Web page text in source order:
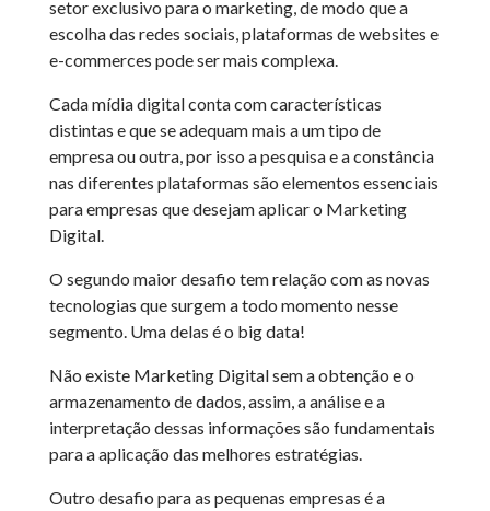
setor exclusivo para o marketing, de modo que a
escolha das redes sociais, plataformas de websites e
e-commerces pode ser mais complexa.
Cada mídia digital conta com características
distintas e que se adequam mais a um tipo de
empresa ou outra, por isso a pesquisa e a constância
nas diferentes plataformas são elementos essenciais
para empresas que desejam aplicar o Marketing
Digital.
O segundo maior desafio tem relação com as novas
tecnologias que surgem a todo momento nesse
segmento. Uma delas é o big data!
Não existe Marketing Digital sem a obtenção e o
armazenamento de dados, assim, a análise e a
interpretação dessas informações são fundamentais
para a aplicação das melhores estratégias.
Outro desafio para as pequenas empresas é a